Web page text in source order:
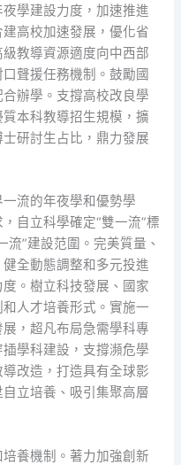
學建設力度，加速推進
高校加速發展，優化省
教導資源適度向中西部
聲援任務機制。鼓勵國
辦學。支撐高校改良學
本科教導招生規模，擴
研討生占比，鼎力發展
一流的年夜學和優勢學
自立科學確定“雙一流”標
”建設范圍。完美質量、
全動態調整和多元投進
。樹立科技發展、國家
人才培養形式。實施一
，超凡布局急需學科專
學科建設，支撐瀕危學
改造，打造具有全球影
立培養、吸引集聚高層
培養機制。著力加強創新